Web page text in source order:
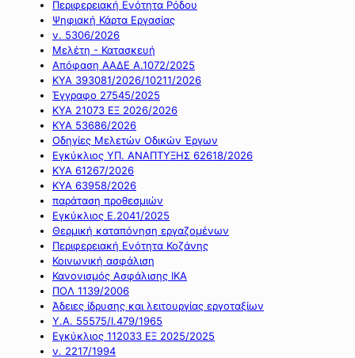
Περιφερειακή Ενότητα Ρόδου
Ψηφιακή Κάρτα Εργασίας
ν. 5306/2026
Μελέτη - Κατασκευή
Απόφαση ΑΑΔΕ Α.1072/2025
ΚΥΑ 393081/2026/10211/2026
Έγγραφο 27545/2025
ΚΥΑ 21073 ΕΞ 2026/2026
ΚΥΑ 53686/2026
Οδηγίες Μελετών Οδικών Έργων
Εγκύκλιος ΥΠ. ΑΝΑΠΤΥΞΗΣ 62618/2026
ΚΥΑ 61267/2026
ΚΥΑ 63958/2026
παράταση προθεσμιών
Εγκύκλιος Ε.2041/2025
Θερμική καταπόνηση εργαζομένων
Περιφερειακή Ενότητα Κοζάνης
Κοινωνική ασφάλιση
Κανονισμός Ασφάλισης ΙΚΑ
ΠΟΛ 1139/2006
Άδειες ίδρυσης και λειτουργίας εργοταξίων
Υ.Α. 55575/Ι.479/1965
Εγκύκλιος 112033 ΕΞ 2025/2025
ν. 2217/1994